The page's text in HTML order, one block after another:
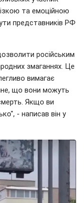
та емоційною
представників РФ
російським
змаганнях. Це
вимагає
що вони можуть
Якщо ви
- написав він у